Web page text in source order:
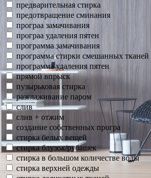
предварительная стирка
предотвращение сминания
програа замачивания
програа удаления пятен
программа замачивания
программа стирки смешанных тканей
программа удаления пятен
прямой впрыск
пузырьковая стирка
разглаживание паром
слив
слив + отжим
создание собственных програ
стирка белых вещей
стирка блузок/рубашек
стирка в большом количестве воды
стирка верхней одежды